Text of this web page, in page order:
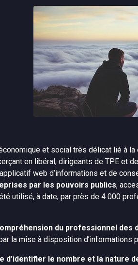
et social très délicat lié à
en libéral, dirigeants de TPE et
web d’informations et de
par les pouvoirs publics,
utilisé, à date, par près de 4 000
du professionnel
la mise à disposition d’informations
d’identifier le nombre et la nature